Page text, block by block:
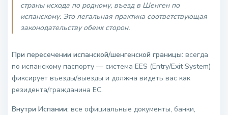
страны исхода по родному, въезд в Шенген по
испанскому. Это легальная практика соответствующая
законодательству обеих сторон.
При пересечении испанской/шенгенской границы: всегда
по испанскому паспорту — система EES (Entry/Exit System)
фиксирует въезды/выезды и должна видеть вас как
резидента/гражданина ЕС.
Внутри Испании: все официальные документы, банки,